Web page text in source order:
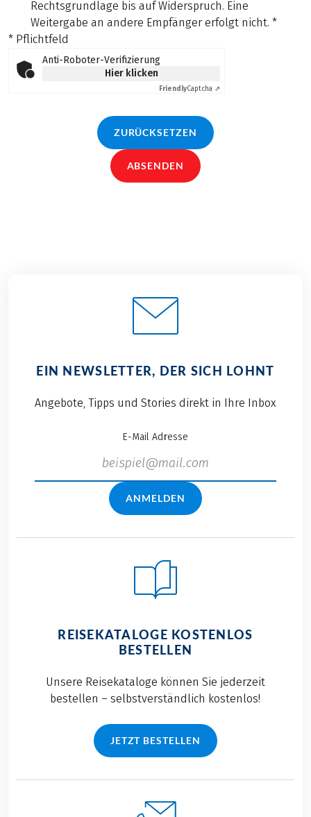
Rechtsgrundlage bis auf Widerspruch. Eine
Weitergabe an andere Empfänger erfolgt nicht. *
* Pflichtfeld
Anti-Roboter-Verifizierung
Hier klicken
FriendlyCaptcha ⇗
ZURÜCKSETZEN
ABSENDEN
EIN NEWSLETTER, DER SICH LOHNT
Angebote, Tipps und Stories direkt in Ihre Inbox
E-Mail Adresse
ANMELDEN
REISEKATALOGE KOSTENLOS
BESTELLEN
Unsere Reisekataloge können Sie jederzeit
bestellen – selbstverständlich kostenlos!
JETZT BESTELLEN